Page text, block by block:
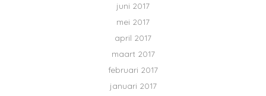
juni 2017
mei 2017
april 2017
maart 2017
februari 2017
januari 2017